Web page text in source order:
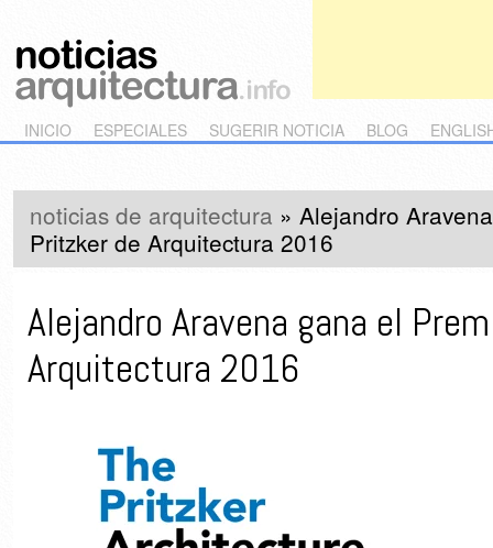
Main menu
Skip to primary content
Skip to secondary content
INICIO ESPECIALES SUGERIR NOTICIA BLOG
noticias de arquitectura » Alejandro
Pritzker de Arquitectura 2016
Alejandro Aravena gana el
Arquitectura 2016